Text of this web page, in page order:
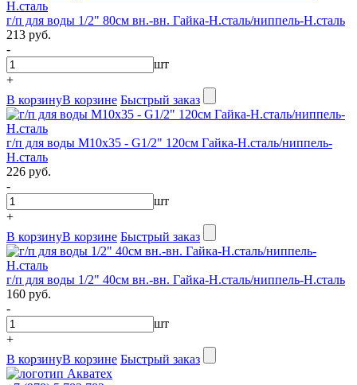
г/п для воды 1/2" 80см вн.-вн. Гайка-Н.сталь/ниппель-Н.сталь
213 руб.
-
шт
+
В корзинуВ корзине Быстрый заказ
г/п для воды М10х35 - G1/2" 120см Гайка-Н.сталь/ниппель-
Н.сталь
226 руб.
-
шт
+
В корзинуВ корзине Быстрый заказ
г/п для воды 1/2" 40см вн.-вн. Гайка-Н.сталь/ниппель-Н.сталь
160 руб.
-
шт
+
В корзинуВ корзине Быстрый заказ